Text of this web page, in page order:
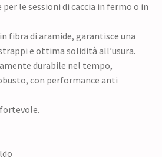
le sessioni di caccia in fermo o in
fibra di aramide, garantisce una
e ottima solidità all’usura.
durabile nel tempo,
con performance anti